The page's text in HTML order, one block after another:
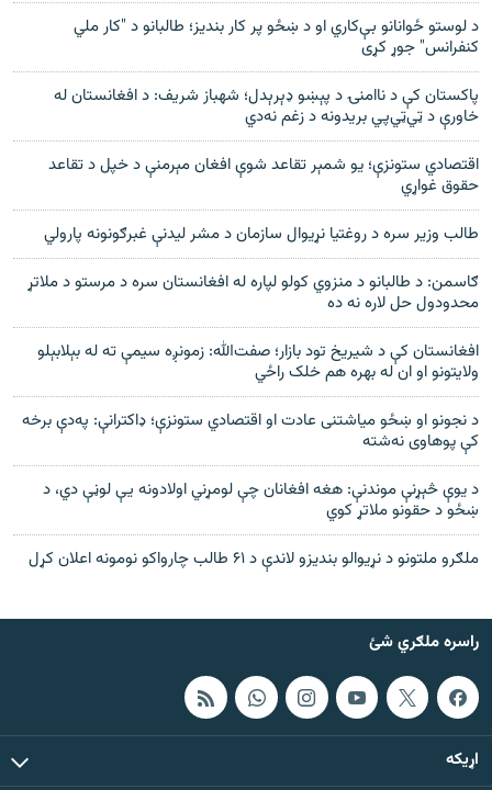
د لوستو ځوانانو بې‌کاري او د ښځو پر کار بنديز؛ طالبانو د "کار ملي
کنفرانس" جوړ کړی
پاکستان کې د ناامنۍ د پېښو ډېرېدل؛ شهباز شريف: د افغانستان له
خاورې د ټي‌ټي‌پي بريدونه د زغم نه‌دي
اقتصادي ستونزې؛ یو شمېر تقاعد شوې افغان مېرمنې د خپل د تقاعد
حقوق غواړي
طالب وزیر سره د روغتیا نړیوال سازمان د مشر لیدنې غبرګونونه پارولي
ګاسمن: د طالبانو د منزوي کولو لپاره له افغانستان سره د مرستو د ملاتړ
محدودول حل لاره نه ده
افغانستان کې د شیریخ تود بازار؛ صفت‌الله: زمونږه سیمې ته له بېلابېلو
ولایتونو او ان له بهره هم خلک راځي
د نجونو او ښځو مياشتنی عادت او اقتصادي ستونزې؛ ډاکترانې: په‌دې برخه
کې پوهاوی نه‌شته
د يوې څېړنې موندنې: هغه افغانان چې لومړني اولادونه يې لوڼې دي، د
ښځو د حقونو ملاتړ کوي
ملګرو ملتونو د نړیوالو بندیزو لاندې د ۶۱ طالب چارواکو نومونه اعلان کړل
راسره ملګري شئ
اړيکه